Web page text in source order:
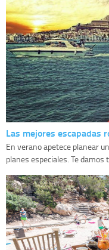
Las mejores escapadas
En verano apetece planear
planes especiales. Te